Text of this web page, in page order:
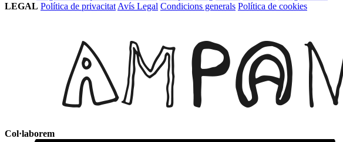
LEGAL Política de privacitat Avís Legal Condicions generals Política de cookies
Col·laborem